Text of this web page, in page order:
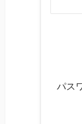
パス